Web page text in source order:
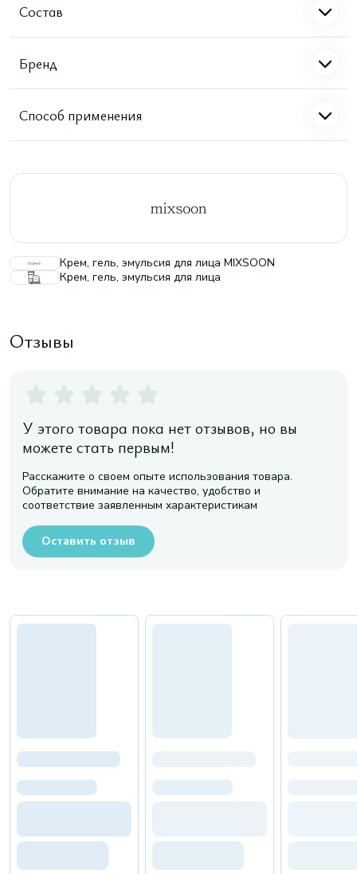
Состав
Бренд
Способ применения
Крем, гель, эмульсия для лица MIXSOON
Крем, гель, эмульсия для лица
Отзывы
У этого товара пока нет отзывов, но вы
можете стать первым!
Расскажите о своем опыте использования товара.
Обратите внимание на качество, удобство и
соответствие заявленным характеристикам
Оставить отзыв